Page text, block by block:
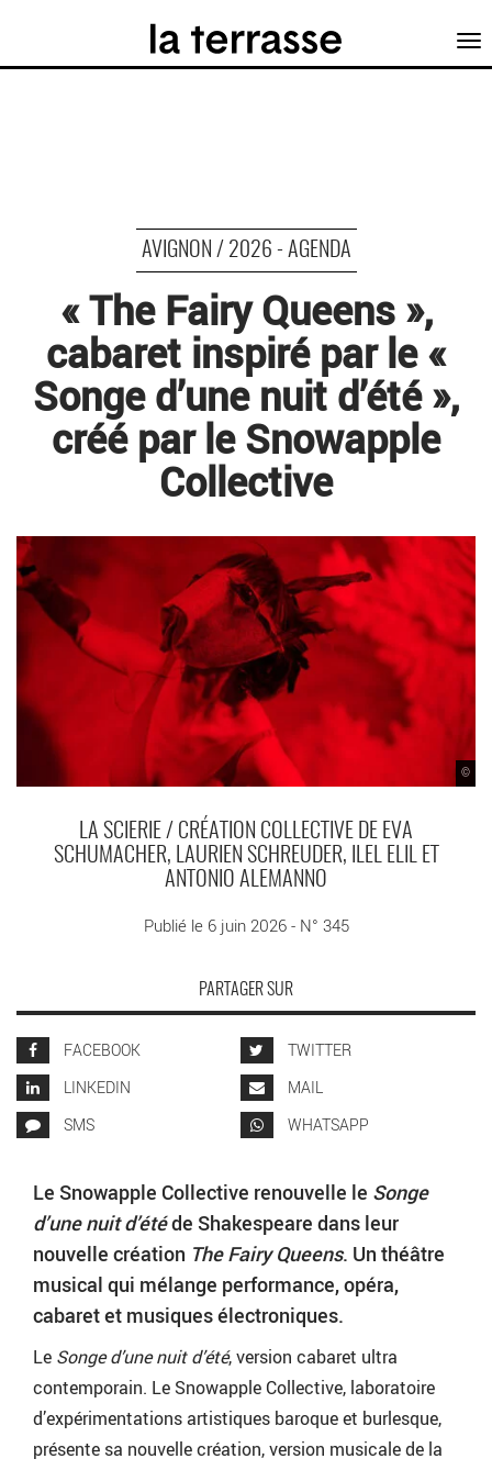
AVIGNON / 2026 - AGENDA
« The Fairy Queens »,
cabaret inspiré par le «
Songe d’une nuit d’été »,
créé par le Snowapple
Collective
©
LA SCIERIE / CRÉATION COLLECTIVE DE EVA
SCHUMACHER, LAURIEN SCHREUDER, ILEL ELIL ET
ANTONIO ALEMANNO
Publié le 6 juin 2026 - N° 345
PARTAGER SUR
FACEBOOK
TWITTER
LINKEDIN
MAIL
SMS
WHATSAPP
Le Snowapple Collective renouvelle le Songe
d’une nuit d’étéde Shakespeare dans leur
nouvelle création The Fairy Queens. Un théâtre
musical qui mélange performance, opéra,
cabaret et musiques électroniques.
Le Songe d’une nuit d’été, version cabaret ultra
contemporain. Le Snowapple Collective, laboratoire
d’expérimentations artistiques baroque et burlesque,
présente sa nouvelle création, version musicale de la